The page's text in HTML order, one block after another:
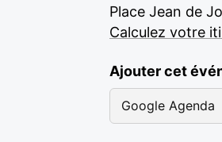
Place Jean de
Calculez votre
Ajouter cet
Google Agenda